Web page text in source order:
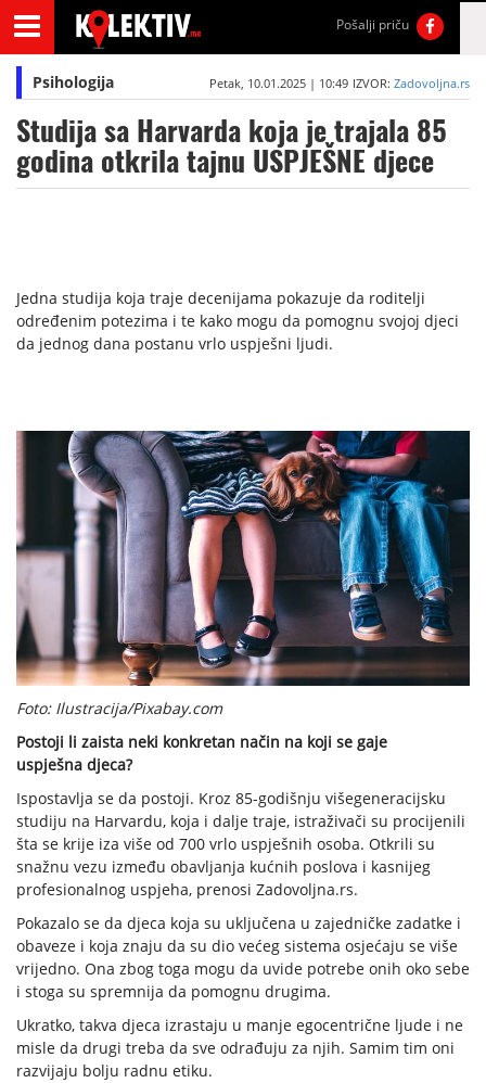
Pošalji priču
Psihologija Petak, 10.01.2025 | 10:49 IZVOR: Zadovoljna.rs
Studija sa Harvarda koja je trajala 85
godina otkrila tajnu USPJEŠNE djece
Jedna studija koja traje decenijama pokazuje da roditelji
određenim potezima i te kako mogu da pomognu svojoj djeci
da jednog dana postanu vrlo uspješni ljudi.
Foto: Ilustracija/Pixabay.com
Postoji li zaista neki konkretan način na koji se gaje
uspješna djeca?
Ispostavlja se da postoji. Kroz 85-godišnju višegeneracijsku
studiju na Harvardu, koja i dalje traje, istraživači su procijenili
šta se krije iza više od 700 vrlo uspješnih osoba. Otkrili su
snažnu vezu između obavljanja kućnih poslova i kasnijeg
profesionalnog uspjeha, prenosi Zadovoljna.rs.
Pokazalo se da djeca koja su uključena u zajedničke zadatke i
obaveze i koja znaju da su dio većeg sistema osjećaju se više
vrijedno. Ona zbog toga mogu da uvide potrebe onih oko sebe
i stoga su spremnija da pomognu drugima.
Ukratko, takva djeca izrastaju u manje egocentrične ljude i ne
misle da drugi treba da sve odrađuju za njih. Samim tim oni
razvijaju bolju radnu etiku.